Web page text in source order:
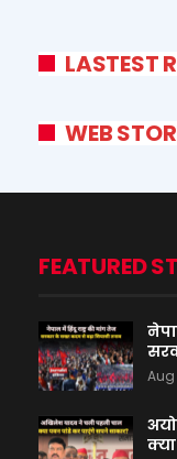
LASTEST
WEB
FEATURED
Aug